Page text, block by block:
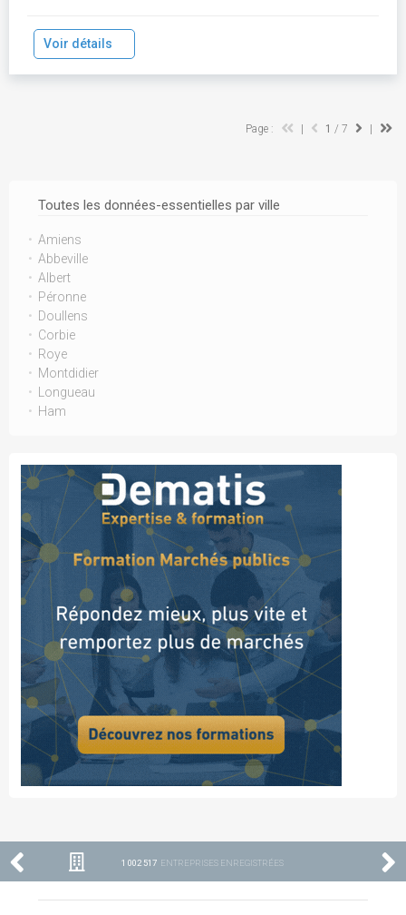
Toutes les données-essentielles par ville
Amiens
Abbeville
Albert
Péronne
Doullens
Corbie
Roye
Montdidier
Longueau
Ham
Voir détails
Page : 1 / 7
1 002 517 ENTREPRISES ENREGISTRÉES